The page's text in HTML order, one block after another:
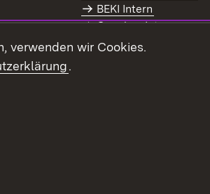
(Öffnet in neuem Fenster)
BEKI Intern
Coaches Intern
Intranet
verwenden wir Cookies.
.